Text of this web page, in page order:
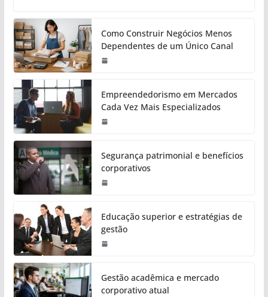
Como Construir Negócios Menos
Dependentes de um Único Canal
Empreendedorismo em Mercados
Cada Vez Mais Especializados
Segurança patrimonial e benefícios
corporativos
Educação superior e estratégias de
gestão
Gestão acadêmica e mercado
corporativo atual